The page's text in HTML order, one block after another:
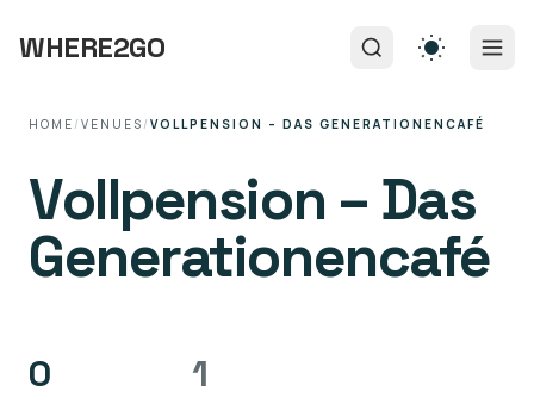
WHERE2GO
HOME / VENUES / VOLLPENSION – DAS GENERATIONENCAFÉ
Vollpension – Das
Generationencafé
0 1